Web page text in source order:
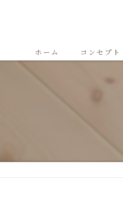
ホーム コンセプト